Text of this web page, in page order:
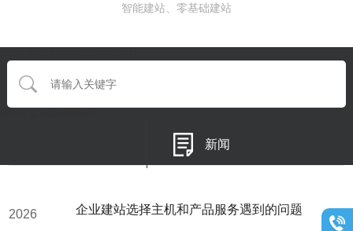
智能建站、零基础建站
新闻
2026 企业建站选择主机和产品服务遇到的问题